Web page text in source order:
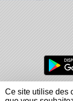
Charte
Ce site utilise des